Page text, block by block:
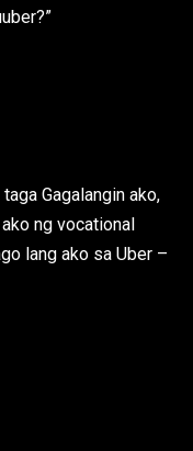
Gagalangin ako,
ng vocational
lang ako sa Uber –